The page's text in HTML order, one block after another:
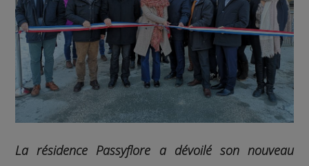
La résidence Passyflore a dévoilé son nouveau